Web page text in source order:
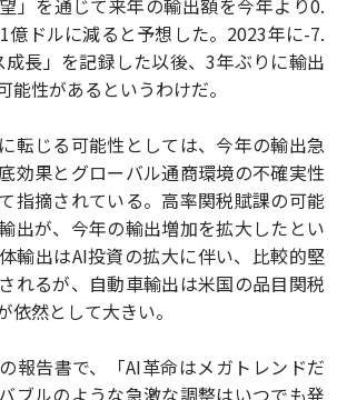
億ドルに減ると予想した。2023年に-7.
長」を記録した以後、3年ぶりに輸出
能性があるというわけだ。
転じる可能性としては、今年の輸出急
効果とグローバル通商環境の不確実性
指摘されている。高率関税賦課の可能
出が、今年の輸出増加を拡大したとい
輸出はAI投資の拡大に伴い、比較的堅
れるが、自動車輸出は米国の品目関税
依然として大きい。
報告書で、「AI革命はメガトレンドだ
ブルのような急激な調整はいつでも発